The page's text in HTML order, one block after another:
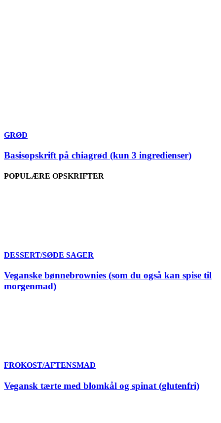
GRØD
Basisopskrift på chiagrød (kun 3 ingredienser)
POPULÆRE OPSKRIFTER
DESSERT/SØDE SAGER
Veganske bønnebrownies (som du også kan spise til
morgenmad)
FROKOST/AFTENSMAD
Vegansk tærte med blomkål og spinat (glutenfri)